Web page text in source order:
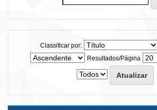
Classificar por:
Resultados/Página